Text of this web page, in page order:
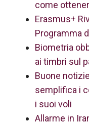
come
Erasmus+
Programma
Biometria
ai timbri sul
Buone
semplifica i
i suoi voli
Allarme in